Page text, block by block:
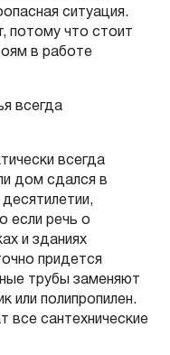
ситуация.
потому что стоит
в работе
всегда
всегда
дом сдался в
если речь о
и зданиях
придется
трубы заменяют
или полипропилен.
все сантехнические